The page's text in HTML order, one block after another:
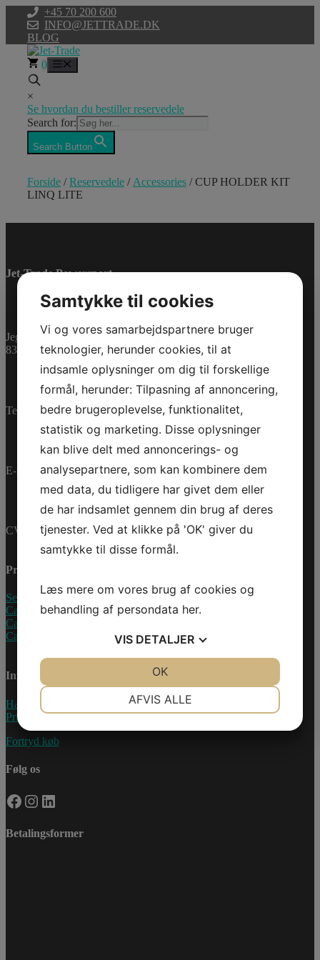
indhold
+45 70 200 600
INFO@JETTRADE.DK
BLOG
0
×
Se hvordan du bestiller reservedele
Search for:
Search Button
Forside /Reservedele / Accessories / CUP HOLDER KIT
LINQ LITE
348,45 dk
278,76 dkex. Moms
Bestillingsvare
CUP
HOLDER
KIT
LINQ
LITE
antal
Tilføj til kurv
Varenummer (SKU):
715009406 Kategorier:
Accessories,Reservedele
Jet-Trade Powersport
Jegstrupvej 280
8361 Hasselager
Telefon:+45 70 200 600
E-mail:info@jettrade.dk
CVR-nummer: 27233678
Produkter
Sea-Doo Vandscooter
Can-Am ATV
Can-Am UTV
Can-Am Roadster
Information
Handelsebetingelser
Privatlivspolitik
Fortryd køb
Følg os
Facebook
Instagram
LinkedIn
Betalingsformer
Samtykke til cookies
Vi og vores samarbejdspartnere bruger
teknologier, herunder cookies, til at
indsamle oplysninger om dig til forskellige
formål, herunder: Tilpasning af annoncering,
bedre brugeroplevelse, funktionalitet,
statistik og marketing. Disse oplysninger
kan blive delt med annoncerings- og
analysepartnere, som kan kombinere dem
med data, du tidligere har givet dem eller
de har indsamlet gennem din brug af deres
tjenester. Ved at klikke på 'OK' giver du
samtykke til disse formål.
Læs mere om vores brug af cookies og
behandling af persondata her.
VIS DETALJER
AFVIS ALLE
OK